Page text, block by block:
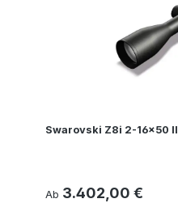
Swarovski Z8i 2-16x50 II
Regulärer Preis:
Ab 3.402,00 €